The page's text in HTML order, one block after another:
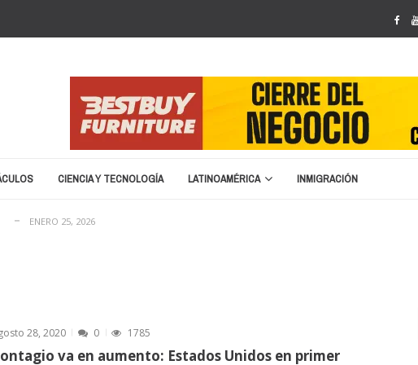
CIENCIA Y TECNOLOGÍA LATINOAMÉRICA INMIGRACIÓN
cierre y liquidación ENERO 20, 2026
nombre para la Copa del Mundo 2026 SEPTIEMBRE 16, 2025
“No vamos a devolver a un terrorist... ABRIL 15, 2025
ENERO 25, 2026
28, 2020 0 1785
va en aumento: Estados Unidos en primer